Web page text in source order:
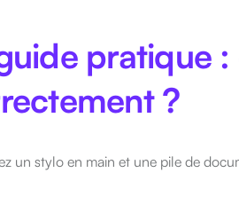
pratique
?
un stylo en main et une pile de